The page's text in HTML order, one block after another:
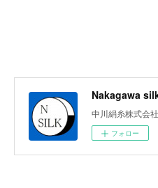
Nakagawa
中川絹糸株式会
フォロー